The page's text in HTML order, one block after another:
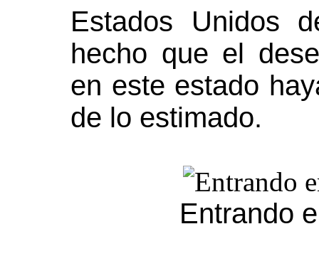
Estados Unidos
hecho que el
en este estado
de lo estimado.
Entrando